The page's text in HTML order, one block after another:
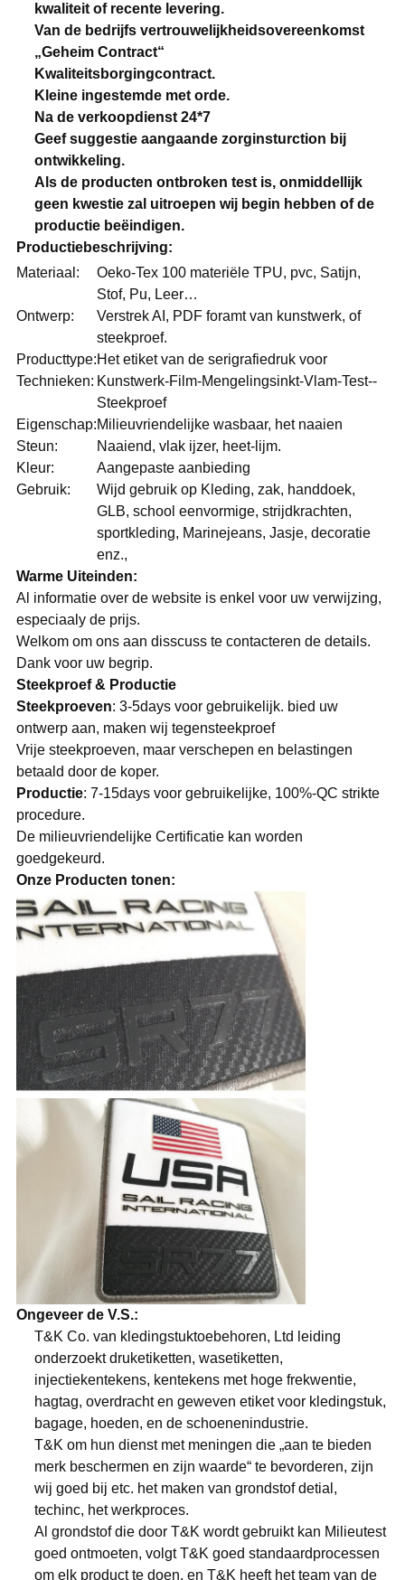
kwaliteit of recente levering.
Van de bedrijfs vertrouwelijkheidsovereenkomst
„Geheim Contract“
Kwaliteitsborgingcontract.
Kleine ingestemde met orde.
Na de verkoopdienst 24*7
Geef suggestie aangaande zorginsturction bij
ontwikkeling.
Als de producten ontbroken test is, onmiddellijk
geen kwestie zal uitroepen wij begin hebben of de
productie beëindigen.
Productiebeschrijving:
Materiaal:
Oeko-Tex 100 materiële TPU, pvc, Satijn,
Stof, Pu, Leer…
Ontwerp:
Verstrek AI, PDF foramt van kunstwerk, of
steekproef.
Producttype:Het etiket van de serigrafiedruk voor
Technieken: Kunstwerk-Film-Mengelingsinkt-Vlam-Test--
Steekproef
Eigenschap:Milieuvriendelijke wasbaar, het naaien
Steun:
Naaiend, vlak ijzer, heet-lijm.
Kleur:
Aangepaste aanbieding
Gebruik:
Wijd gebruik op Kleding, zak, handdoek,
GLB, school eenvormige, strijdkrachten,
sportkleding, Marinejeans, Jasje, decoratie
enz.,
Warme Uiteinden:
Al informatie over de website is enkel voor uw verwijzing,
especiaaly de prijs.
Welkom om ons aan disscuss te contacteren de details.
Dank voor uw begrip.
Steekproef & Productie
Steekproeven: 3-5days voor gebruikelijk. bied uw
ontwerp aan, maken wij tegensteekproef
Vrije steekproeven, maar verschepen en belastingen
betaald door de koper.
Productie: 7-15days voor gebruikelijke, 100%-QC strikte
procedure.
De milieuvriendelijke Certificatie kan worden
goedgekeurd.
Onze Producten tonen:
Ongeveer de V.S.:
T&K Co. van kledingstuktoebehoren, Ltd leiding
onderzoekt druketiketten, wasetiketten,
injectiekentekens, kentekens met hoge frekwentie,
hagtag, overdracht en geweven etiket voor kledingstuk,
bagage, hoeden, en de schoenenindustrie.
T&K om hun dienst met meningen die „aan te bieden
merk beschermen en zijn waarde“ te bevorderen, zijn
wij goed bij etc. het maken van grondstof detial,
techinc, het werkproces.
Al grondstof die door T&K wordt gebruikt kan Milieutest
goed ontmoeten, volgt T&K goed standaardprocessen
om elk product te doen, en T&K heeft het team van de